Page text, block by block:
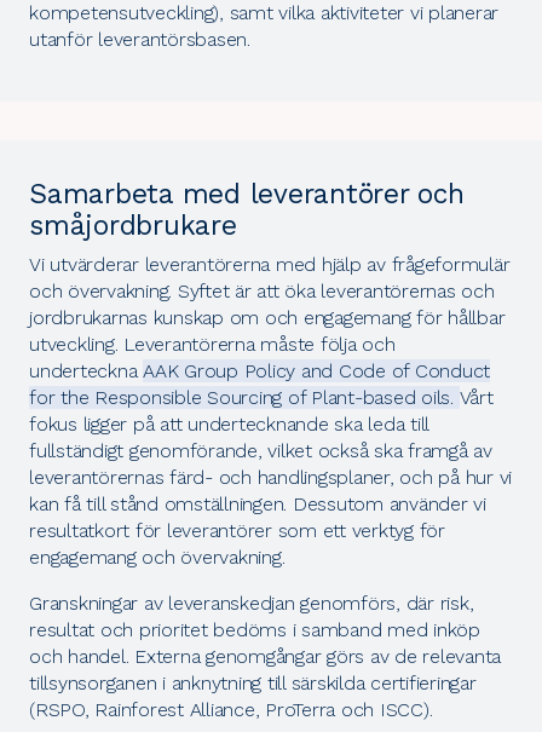
kompetensutveckling), samt vilka aktiviteter vi planerar
utanför leverantörsbasen.
Samarbeta med leverantörer och
småjordbrukare
Vi utvärderar leverantörerna med hjälp av frågeformulär
och övervakning. Syftet är att öka leverantörernas och
jordbrukarnas kunskap om och engagemang för hållbar
utveckling. Leverantörerna måste följa och
underteckna AAK Group Policy and Code of Conduct
for the Responsible Sourcing of Plant-based oils. Vårt
fokus ligger på att undertecknande ska leda till
fullständigt genomförande, vilket också ska framgå av
leverantörernas färd- och handlingsplaner, och på hur vi
kan få till stånd omställningen. Dessutom använder vi
resultatkort för leverantörer som ett verktyg för
engagemang och övervakning.
Granskningar av leveranskedjan genomförs, där risk,
resultat och prioritet bedöms i samband med inköp
och handel. Externa genomgångar görs av de relevanta
tillsynsorganen i anknytning till särskilda certifieringar
(RSPO, Rainforest Alliance ProTerra och ISCC).